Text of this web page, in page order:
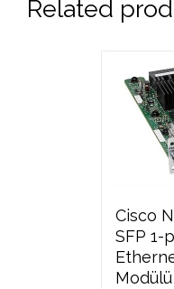
Related
Cisco
SFP 1-
Modülü